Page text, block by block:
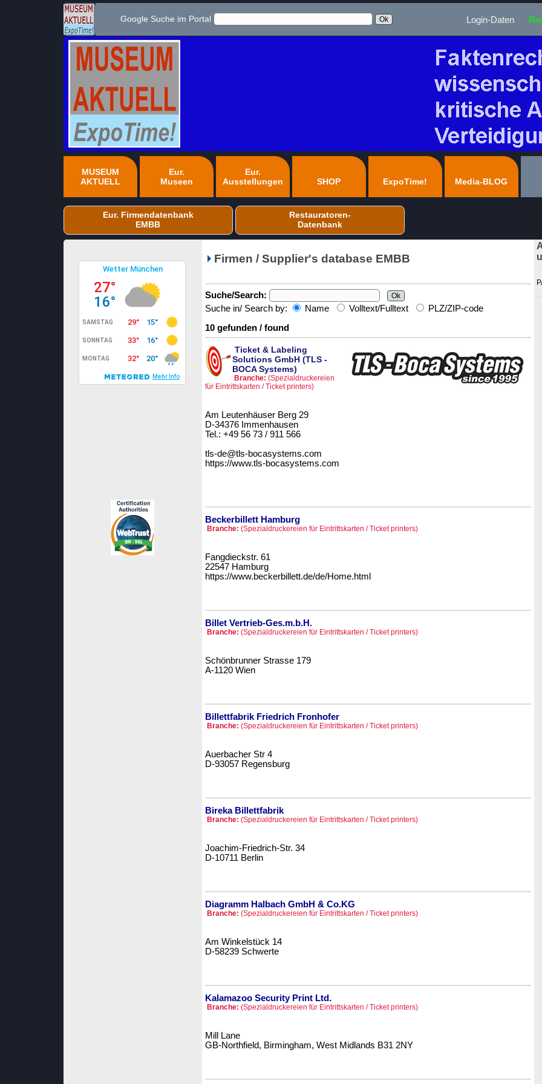
Google Suche im Portal Login-Daten
MUSEUM
AKTUELL
Eur.
Museen
Eur.
Ausstellungen
SHOP ExpoTime! Media-BLOG
Eur. Firmendatenbank
EMBB
Restauratoren-
Datenbank
Firmen / Supplier's database EMBB
Suche/Search:
Suche in/ Search by:
Name Volltext/Fulltext
PLZ/ZIP-code
10 gefunden / found
Ticket & Labeling
Solutions GmbH (TLS -
BOCA Systems)
Branche: (Spezialdruckereien
für Eintrittskarten / Ticket printers)
Am Leutenhäuser Berg 29
D-34376 Immenhausen
Tel.: +49 56 73 / 911 566
tls-de@tls-bocasystems.com
https://www.tls-bocasystems.com
Beckerbillett Hamburg
Branche: (Spezialdruckereien für Eintrittskarten / Ticket printers)
Fangdieckstr. 61
22547 Hamburg
https://www.beckerbillett.de/de/Home.html
Billet Vertrieb-Ges.m.b.H.
Branche: (Spezialdruckereien für Eintrittskarten / Ticket printers)
Schönbrunner Strasse 179
A-1120 Wien
Billettfabrik Friedrich Fronhofer
Branche: (Spezialdruckereien für Eintrittskarten / Ticket printers)
Auerbacher Str 4
D-93057 Regensburg
Bireka Billettfabrik
Branche: (Spezialdruckereien für Eintrittskarten / Ticket printers)
Joachim-Friedrich-Str. 34
D-10711 Berlin
Diagramm Halbach GmbH & Co.KG
Branche: (Spezialdruckereien für Eintrittskarten / Ticket printers)
Am Winkelstück 14
D-58239 Schwerte
Kalamazoo Security Print Ltd.
Branche: (Spezialdruckereien für Eintrittskarten / Ticket printers)
Mill Lane
GB-Northfield, Birmingham, West Midlands B31 2NY